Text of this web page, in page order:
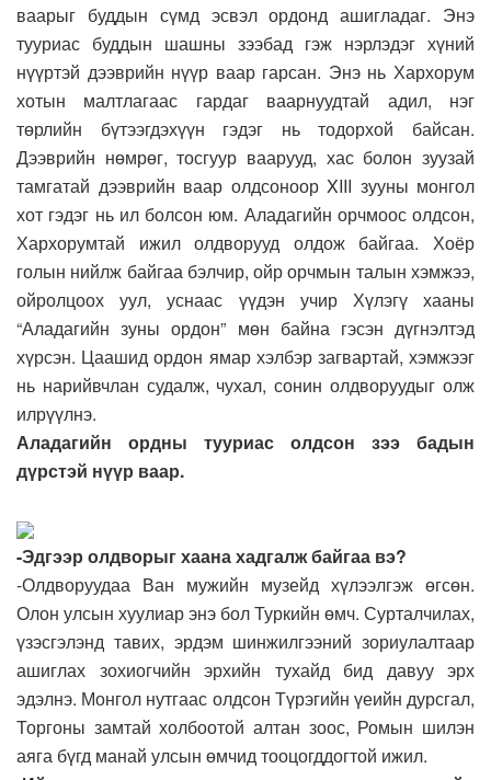
ваарыг буддын сүмд эсвэл ордонд ашигладаг. Энэ
тууриас буддын шашны зээбад гэж нэрлэдэг хүний
нүүртэй дээврийн нүүр ваар гарсан. Энэ нь Хархорум
хотын малтлагаас гардаг ваарнуудтай адил, нэг
төрлийн бүтээгдэхүүн гэдэг нь тодорхой байсан.
Дээврийн нөмрөг, тосгуур ваарууд, хас болон зуузай
тамгатай дээврийн ваар олдсоноор XIII зууны монгол
хот гэдэг нь ил болсон юм. Аладагийн орчмоос олдсон,
Хархорумтай ижил олдворууд олдож байгаа. Хоёр
голын нийлж байгаа бэлчир, ойр орчмын талын хэмжээ,
ойролцоох уул, уснаас үүдэн учир Хүлэгү хааны
“Аладагийн зуны ордон” мөн байна гэсэн дүгнэлтэд
хүрсэн. Цаашид ордон ямар хэлбэр загвартай, хэмжээг
нь нарийвчлан судалж, чухал, сонин олдворуудыг олж
илрүүлнэ.
Аладагийн ордны тууриас олдсон зээ бадын
дүрстэй нүүр ваар.
-Эдгээр олдворыг хаана хадгалж байгаа вэ?
-Олдворуудаа Ван мужийн музейд хүлээлгэж өгсөн.
Олон улсын хуулиар энэ бол Туркийн өмч. Сурталчилах,
үзэсгэлэнд тавих, эрдэм шинжилгээний зориулалтаар
ашиглах зохиогчийн эрхийн тухайд бид давуу эрх
эдэлнэ. Монгол нутгаас олдсон Түрэгийн үеийн дурсгал,
Торгоны замтай холбоотой алтан зоос, Ромын шилэн
аяга бүгд манай улсын өмчид тооцогддогтой ижил.